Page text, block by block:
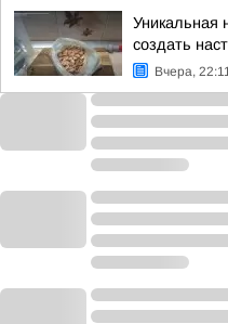
Уникальная
создать
Вчера,